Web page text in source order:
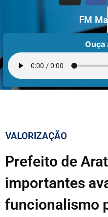
FM
Ouça
VALORIZAÇÃO
Prefeito de
importantes
funcionalismo